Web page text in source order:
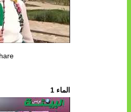
Share:
الماء 1